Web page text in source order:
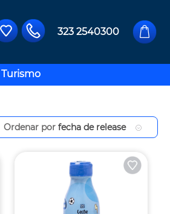
323 2540300
Turismo
Ordenar por fecha de release